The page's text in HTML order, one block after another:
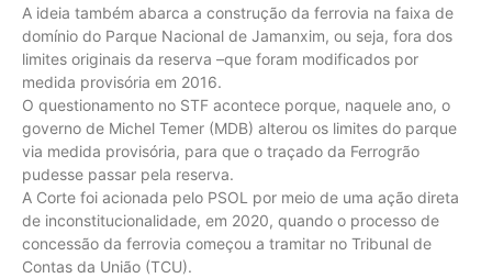
A ideia também abarca a construção da ferrovia na faixa de
domínio do Parque Nacional de Jamanxim, ou seja, fora dos
limites originais da reserva –que foram modificados por
medida provisória em 2016.
O questionamento no STF acontece porque, naquele ano, o
governo de Michel Temer (MDB) alterou os limites do parque
via medida provisória, para que o traçado da Ferrogrão
pudesse passar pela reserva.
A Corte foi acionada pelo PSOL por meio de uma ação direta
de inconstitucionalidade, em 2020, quando o processo de
concessão da ferrovia começou a tramitar no Tribunal de
Contas da União (TCU).